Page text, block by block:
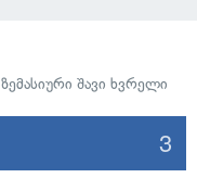
ზემასიური შავი ხვრელი
3